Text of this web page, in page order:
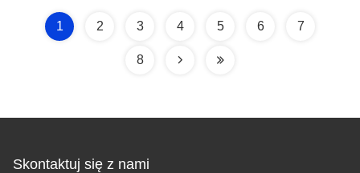
elektrycznej.
1 2 3 4 5 6 7
8
Skontaktuj się z nami